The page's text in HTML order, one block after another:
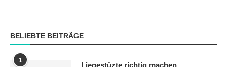
BELIEBTE BEITRÄGE
1